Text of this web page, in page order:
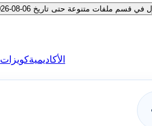
متنوعة حتى تاريخ 06-08-2026
الأكاديميةكويزات